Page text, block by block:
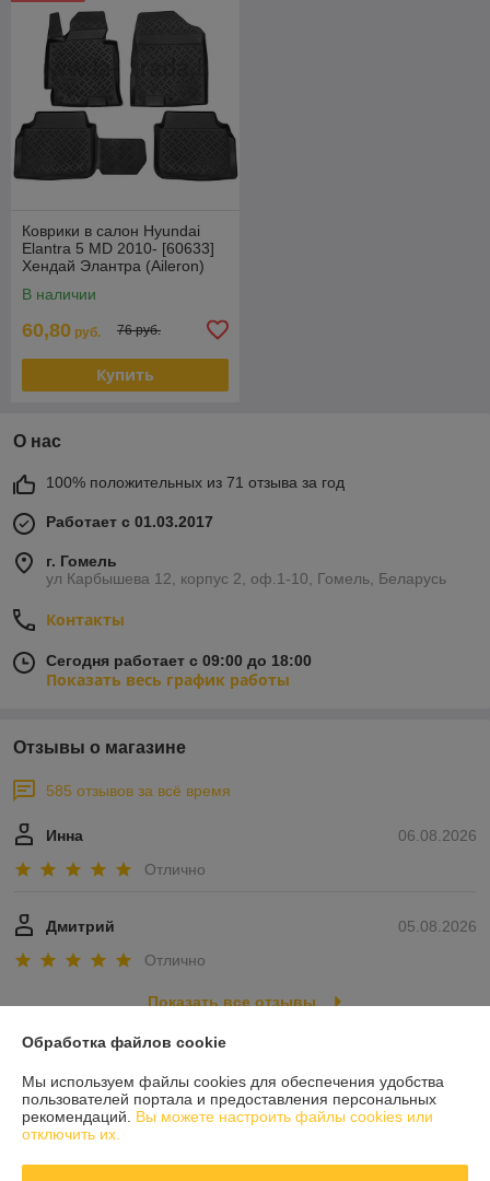
Коврики в салон Hyundai
Elantra 5 MD 2010- [60633]
Хендай Элантра (Aileron)
В наличии
60,80 руб. 76 руб.
Купить
О нас
100% положительных из 71 отзыва за год
Работает с 01.03.2017
г. Гомель
ул Карбышева 12, корпус 2, оф.1-10, Гомель, Беларусь
Контакты
Сегодня работает с 09:00 до 18:00
Показать весь график работы
Отзывы о магазине
585 отзывов за всё время
06.08.2026
Инна
Отлично
05.08.2026
Дмитрий
Отлично
Показать все отзывы
О нас
Контакты
Обработка файлов cookie
Мы используем файлы cookies для обеспечения удобства
пользователей портала и предоставления персональных
рекомендаций. Вы можете настроить файлы cookies или
отключить их.